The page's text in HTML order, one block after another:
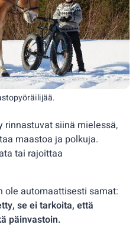
rinnastuvat siinä mielessä,
maastoa ja polkuja.
tai rajoittaa
ole automaattisesti samat:
se ei tarkoita, että
päinvastoin.